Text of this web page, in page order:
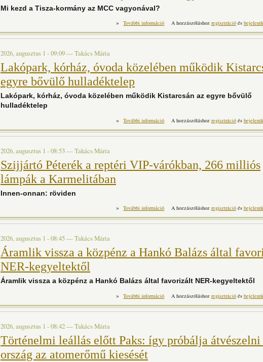
Mi kezd a Tisza-kormány az MCC vagyonával?
» További információ
Mi kezd a Tisza-kormány az MCC
A hozzászóláshoz regisztrációés
2026, augusztus 1 - 09:09—Takács Mária
Lakópark, kórház, óvoda közelében működik
egyre bővülő hulladéktelep
Lakópark, kórház, óvoda közelében működik Kistarcsán az egyre bővülő
hulladéktelep
» További információ
Lakópark, kórház, óvoda közelében
A hozzászóláshoz regisztrációés
2026, augusztus 1 - 08:53—Takács Mária
Szijjártó Péterék a reptéri VIP-várókban, 266 milliós
lámpák a Karmelitában
Innen-onnan: röviden
» További információ
Szijjártó Péterék a reptéri VIP-
A hozzászóláshoz regisztrációés
2026, augusztus 1 - 08:45—Takács Mária
Áramlik vissza a közpénz a Hankó Balázs által
NER-kegyeltektől
Áramlik vissza a közpénz a Hankó Balázs által favorizált NER-kegyeltektől
» További információ
Áramlik vissza a közpénz a Hankó
A hozzászóláshoz regisztrációés
2026, augusztus 1 - 08:42—Takács Mária
Történelmi leállás előtt Paks: így próbálja átvészelni
ország az atomerőmű kiesését